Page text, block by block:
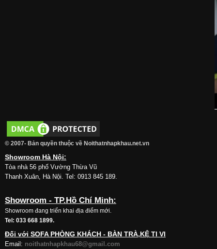
© 2007- Bản quyền thuộc về Noithatnhapkhau.net.vn
Showroom Hà Nội:
Tòa nhà 56 phố Vường Thừa Vũ
Thanh Xuân, Hà Nội. Tel: 0913 845 189.
Showroom - TP.Hồ Chí Minh:
Showroom đang triển khai địa điểm mới.
Tel: 033 668 1899.
Đối với SOFA PHÒNG KHÁCH - BÀN TRÀ,KỆ TI VI
Email: noithatnhapkhau68@gmail.com